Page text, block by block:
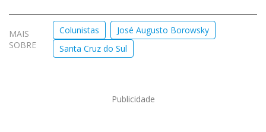
MAIS
SOBRE
Colunistas
José Augusto Borowsky
Santa Cruz do Sul
Publicidade